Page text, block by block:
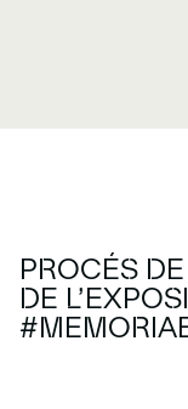
PROCÉS
DE